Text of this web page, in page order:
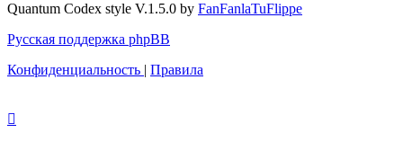
Quantum Codex style V.1.5.0 by FanFanlaTuFlippe
Русская поддержка phpBB
Конфиденциальность | Правила